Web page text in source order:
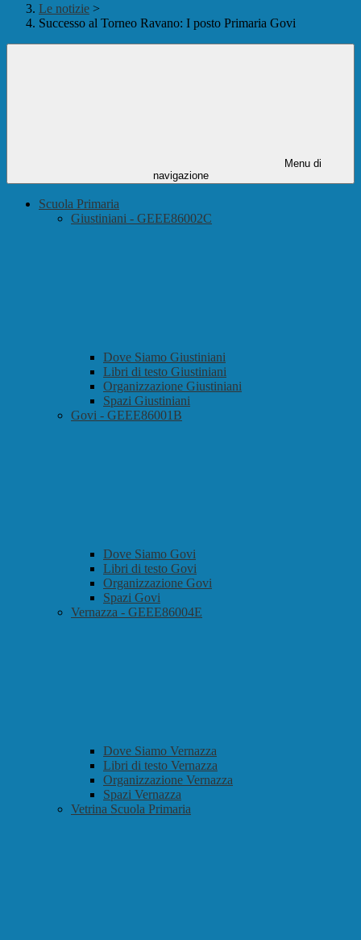
Le notizie >
Successo al Torneo Ravano: I posto Primaria Govi
Menu di
navigazione
Scuola Primaria
Giustiniani - GEEE86002C
Dove Siamo Giustiniani
Libri di testo Giustiniani
Organizzazione Giustiniani
Spazi Giustiniani
Govi - GEEE86001B
Dove Siamo Govi
Libri di testo Govi
Organizzazione Govi
Spazi Govi
Vernazza - GEEE86004E
Dove Siamo Vernazza
Libri di testo Vernazza
Organizzazione Vernazza
Spazi Vernazza
Vetrina Scuola Primaria